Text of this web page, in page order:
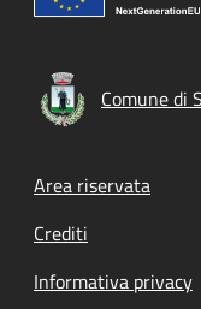
Comune di
Footer
Area riservata
Crediti
Informativa privacy